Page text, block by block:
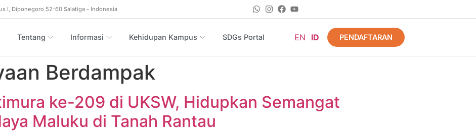
I, Diponegoro 52-60 Salatiga - Indonesia
Tentang Informasi Kehidupan Kampus SDGs Portal EN ID PENDAFTARAN
Berdampak
ke-209 di UKSW, Hidupkan Semangat
Maluku di Tanah Rantau